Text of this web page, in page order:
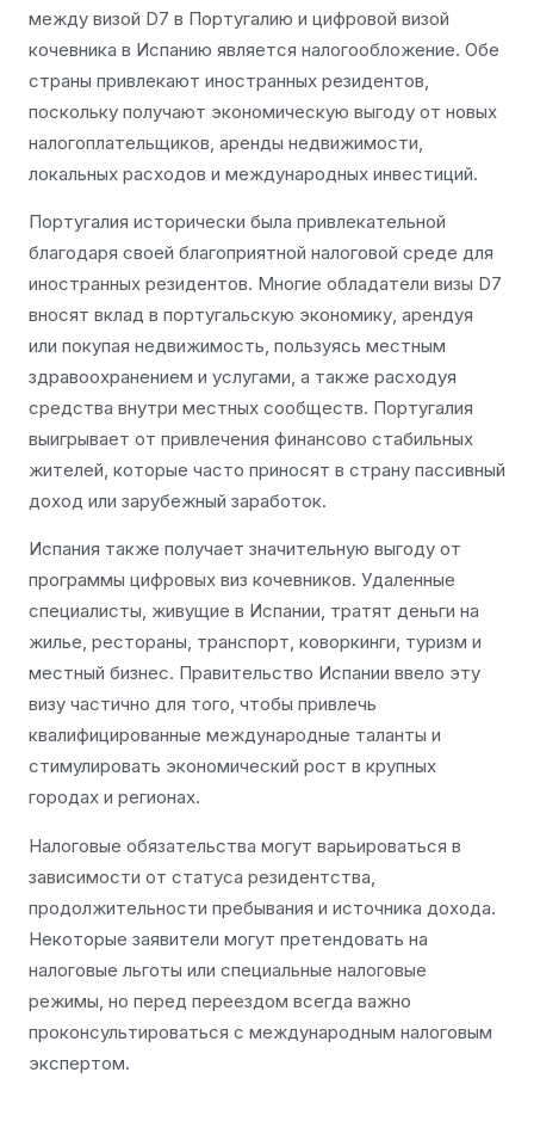
между визой D7 в Португалию и цифровой визой
кочевника в Испанию является налогообложение. Обе
страны привлекают иностранных резидентов,
поскольку получают экономическую выгоду от новых
налогоплательщиков, аренды недвижимости,
локальных расходов и международных инвестиций.
Португалия исторически была привлекательной
благодаря своей благоприятной налоговой среде для
иностранных резидентов. Многие обладатели визы D7
вносят вклад в португальскую экономику, арендуя
или покупая недвижимость, пользуясь местным
здравоохранением и услугами, а также расходуя
средства внутри местных сообществ. Португалия
выигрывает от привлечения финансово стабильных
жителей, которые часто приносят в страну пассивный
доход или зарубежный заработок.
Испания также получает значительную выгоду от
программы цифровых виз кочевников. Удаленные
специалисты, живущие в Испании, тратят деньги на
жилье, рестораны, транспорт, коворкинги, туризм и
местный бизнес. Правительство Испании ввело эту
визу частично для того, чтобы привлечь
квалифицированные международные таланты и
стимулировать экономический рост в крупных
городах и регионах.
Налоговые обязательства могут варьироваться в
зависимости от статуса резидентства,
продолжительности пребывания и источника дохода.
Некоторые заявители могут претендовать на
налоговые льготы или специальные налоговые
режимы, но перед переездом всегда важно
проконсультироваться с международным налоговым
экспертом.